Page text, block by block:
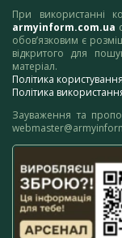
При використанні
armyinform.com.ua
обов’язковим є
відкритого для
матеріал.
Політика
Політика
Зауваження та